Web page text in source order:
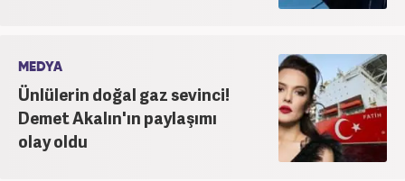
MEDYA
Ünlülerin doğal gaz sevinci!
Demet Akalın'ın paylaşımı
olay oldu